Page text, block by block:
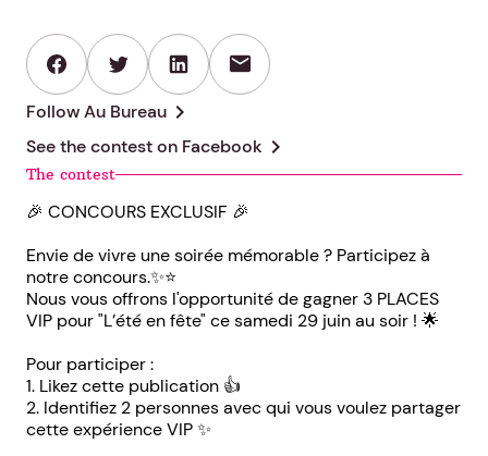
mail
Follow Au Bureau chevron_right
See the contest on Facebook chevron_right
The contest
🎉 CONCOURS EXCLUSIF 🎉
Envie de vivre une soirée mémorable ? Participez à
notre concours.✨⭐️
Nous vous offrons l'opportunité de gagner 3 PLACES
VIP pour "L’été en fête" ce samedi 29 juin au soir ! 🌟
Pour participer :
1. Likez cette publication 👍
2. Identifiez 2 personnes avec qui vous voulez partager
cette expérience VIP ✨